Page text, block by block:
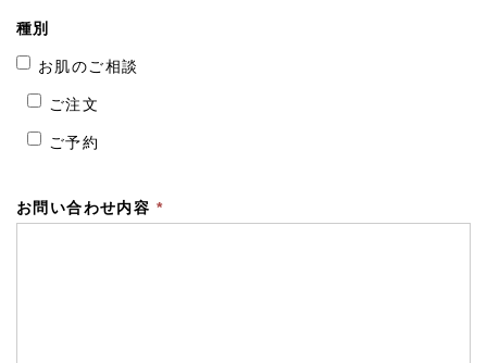
種別
お肌のご相談
ご注文
ご予約
お問い合わせ内容 *